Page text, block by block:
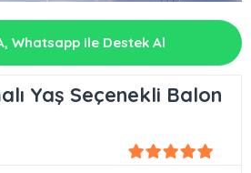
Whatsapp ile Destek Al
Yaş Seçenekli Balon